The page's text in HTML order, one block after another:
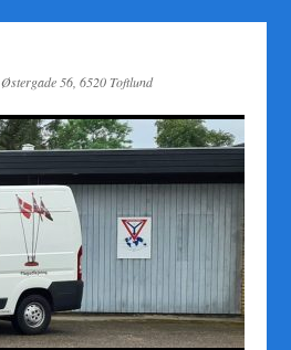
Østergade 56, 6520 Toftlund